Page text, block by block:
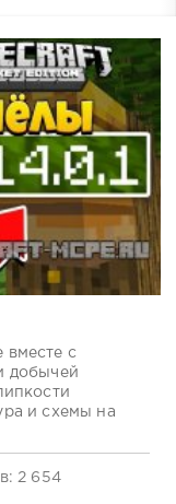
вместе с
добычей
и схемы на
2 654